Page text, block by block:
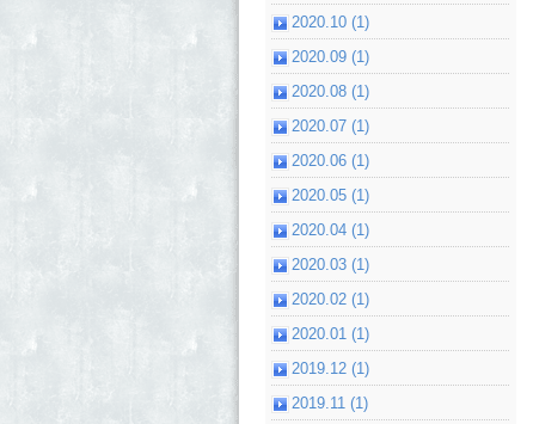
2020.10 (1)
2020.09 (1)
2020.08 (1)
2020.07 (1)
2020.06 (1)
2020.05 (1)
2020.04 (1)
2020.03 (1)
2020.02 (1)
2020.01 (1)
2019.12 (1)
2019.11 (1)